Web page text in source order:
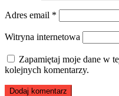
Adres email *
Witryna internetowa
Zapamiętaj moje dane w
kolejnych komentarzy.